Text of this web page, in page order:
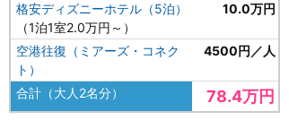
格安ディズニーホテル（5泊）
（1泊1室2.0万円～）
10.0万円
空港往復（ミアーズ・コネク
ト）
4500円／人
合計（大人2名分） 78.4万円